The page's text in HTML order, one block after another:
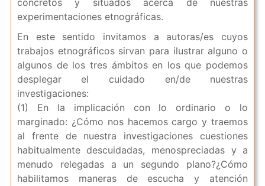
concretos y situados acerca de nuestras
experimentaciones etnográficas.
En este sentido invitamos a autoras/es cuyos
trabajos etnográficos sirvan para ilustrar alguno o
algunos de los tres ámbitos en los que podemos
desplegar el cuidado en/de nuestras
investigaciones:
(1) En la implicación con lo ordinario o lo
marginado: ¿Cómo nos hacemos cargo y traemos
al frente de nuestra investigaciones cuestiones
habitualmente descuidadas, menospreciadas y a
menudo relegadas a un segundo plano?¿Cómo
habilitamos maneras de escucha y atención